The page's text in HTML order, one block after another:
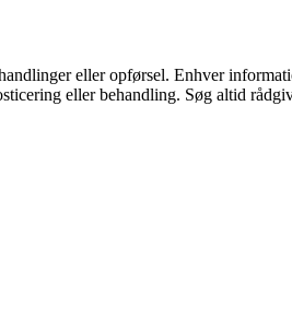
eller opførsel. Enhver
eller behandling. Søg altid